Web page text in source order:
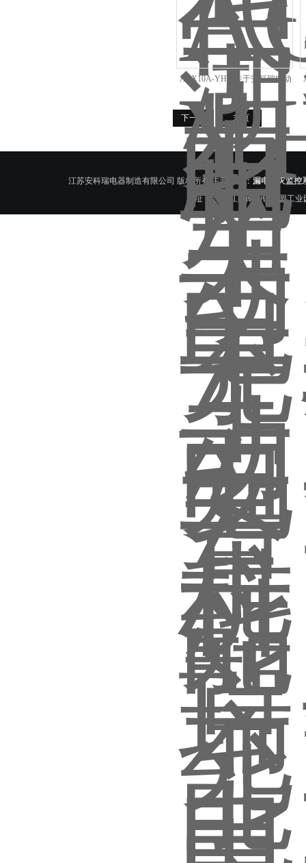
ACX10A-YHW关于安科瑞电动
车智能充电桩管理系统的介绍
下一页 末页
江苏安科瑞电器制造有限公司 版权所有 主营产品：漏电火灾监控
地址： 江苏江阴南闸镇东盟工业